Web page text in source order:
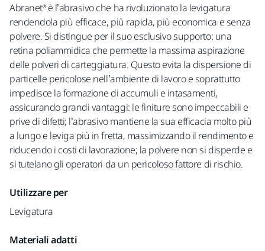
Abranet® è l’abrasivo che ha rivoluzionato la levigatura
rendendola più efficace, più rapida, più economica e senza
polvere. Si distingue per il suo esclusivo supporto: una
retina poliammidica che permette la massima aspirazione
delle polveri di carteggiatura. Questo evita la dispersione di
particelle pericolose nell’ambiente di lavoro e soprattutto
impedisce la formazione di accumuli e intasamenti,
assicurando grandi vantaggi: le finiture sono impeccabili e
prive di difetti; l’abrasivo mantiene la sua efficacia molto più
a lungo e leviga più in fretta, massimizzando il rendimento e
riducendo i costi di lavorazione; la polvere non si disperde e
si tutelano gli operatori da un pericoloso fattore di rischio.
Utilizzare per
Levigatura
Materiali adatti